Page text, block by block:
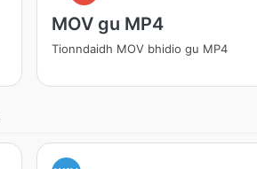
MOV gu MP4
Tionndaidh MOV bhidio gu MP4